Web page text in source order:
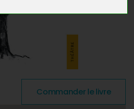
Commander le livre